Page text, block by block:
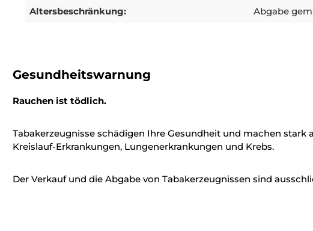
Altersbeschränkung:
Abgabe
Gesundheitswarnung
Rauchen ist tödlich.
Tabakerzeugnisse schädigen Ihre Gesundheit und machen
Kreislauf-Erkrankungen, Lungenerkrankungen und Krebs.
Der Verkauf und die Abgabe von Tabakerzeugnissen sind